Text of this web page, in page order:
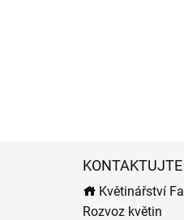
Květinářství
Rozvoz květin